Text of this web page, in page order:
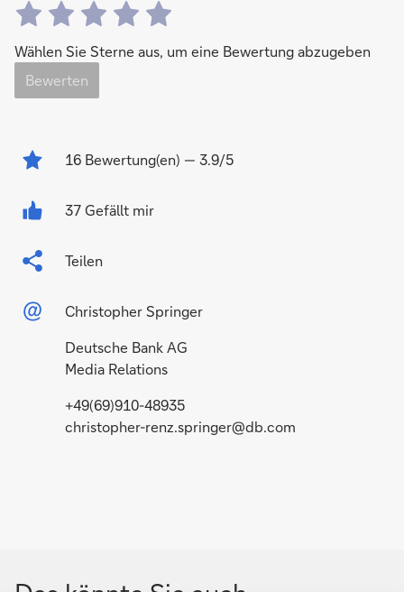
Wählen Sie Sterne aus, um eine Bewertung abzugeben
Bewerten
16 Bewertung(en) — 3.9/5
37 Gefällt mir
Teilen
Christopher Springer
Deutsche Bank AG
Media Relations
+49(69)910-48935
christopher-renz.springer@db.com